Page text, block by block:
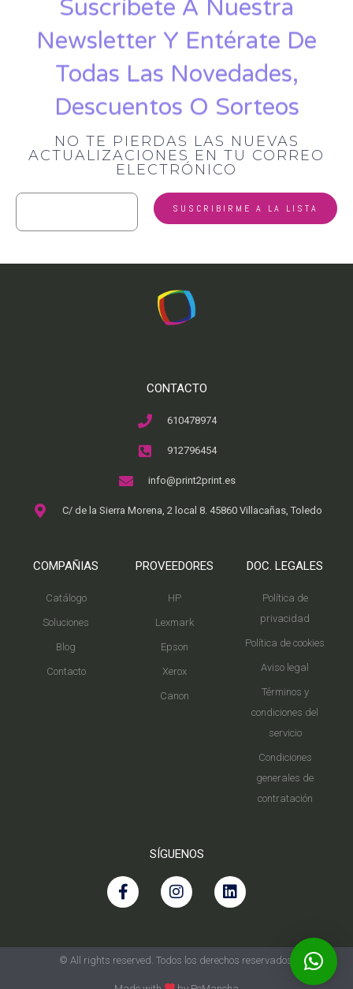
Suscríbete A Nuestra
Newsletter Y Entérate De
Todas Las Novedades,
Descuentos O Sorteos
NO TE PIERDAS LAS NUEVAS
ACTUALIZACIONES EN TU CORREO
ELECTRÓNICO
CONTACTO
610478974
912796454
info@print2print.es
C/ de la Sierra Morena, 2 local 8. 45860 Villacañas, Toledo
COMPAÑIAS
Catálogo
Soluciones
Blog
Contacto
PROVEEDORES
HP
Lexmark
Epson
Xerox
Canon
DOC. LEGALES
Política de
privacidad
Política de cookies
Aviso legal
Términos y
condiciones del
servicio
Condiciones
generales de
contratación
SÍGUENOS
© All rights reserved. Todos los derechos reservados.